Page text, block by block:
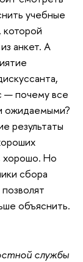
учебные
анкет. А
— почему все
ожидаемыми?
результаты
хорошо. Но
сбора
объяснить.
службы